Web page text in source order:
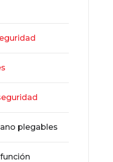
plegables